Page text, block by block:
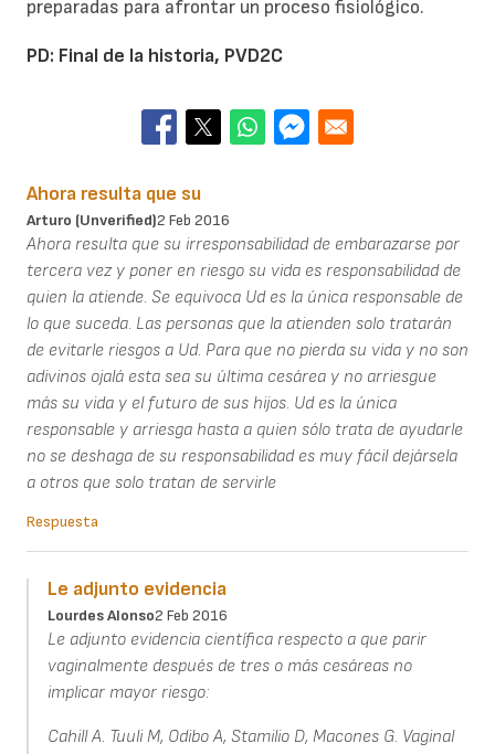
preparadas para afrontar un proceso fisiológico.
PD: Final de la historia, PVD2C
Ahora resulta que su
Arturo (unverified)2 Feb 2016
Ahora resulta que su irresponsabilidad de embarazarse por
tercera vez y poner en riesgo su vida es responsabilidad de
quien la atiende. Se equivoca Ud es la única responsable de
lo que suceda. Las personas que la atienden solo tratarán
de evitarle riesgos a Ud. Para que no pierda su vida y no son
adivinos ojalá esta sea su última cesárea y no arriesgue
más su vida y el futuro de sus hijos. Ud es la única
responsable y arriesga hasta a quien sólo trata de ayudarle
no se deshaga de su responsabilidad es muy fácil dejársela
a otros que solo tratan de servirle
Respuesta
Le adjunto evidencia
Lourdes Alonso2 Feb 2016
Le adjunto evidencia científica respecto a que parir
vaginalmente después de tres o más cesáreas no
implicar mayor riesgo:
Cahill A. Tuuli M, Odibo A, Stamilio D, Macones G. Vaginal